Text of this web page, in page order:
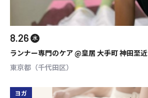
8.26 水
ランナー専門のケア @皇居 大手町 神田至近
東京都（千代田区）
ヨガ